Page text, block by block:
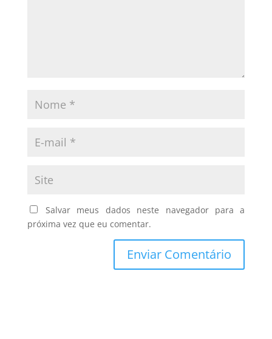
Salvar meus dados neste navegador para a
próxima vez que eu comentar.